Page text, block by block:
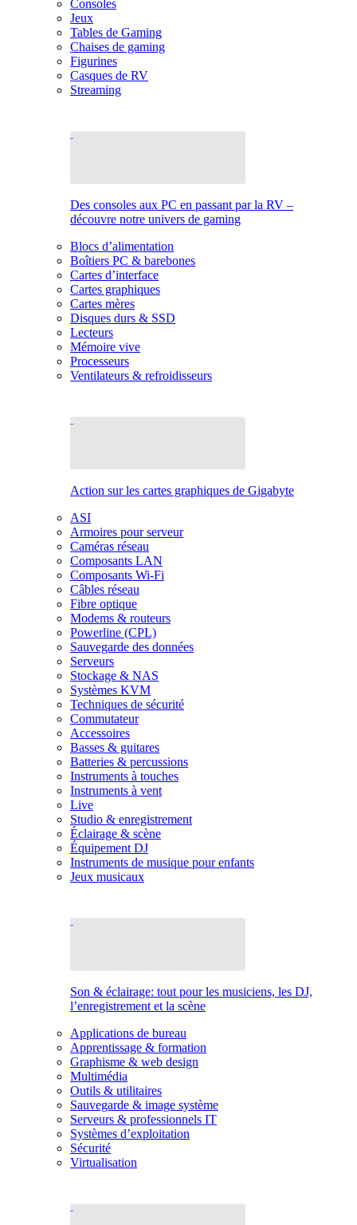
Consoles
Jeux
Tables de Gaming
Chaises de gaming
Figurines
Casques de RV
Streaming
Des consoles aux PC en passant par la RV –
découvre notre univers de gaming
Blocs d’alimentation
Boîtiers PC & barebones
Cartes d’interface
Cartes graphiques
Cartes mères
Disques durs & SSD
Lecteurs
Mémoire vive
Processeurs
Ventilateurs & refroidisseurs
Action sur les cartes graphiques de Gigabyte
ASI
Armoires pour serveur
Caméras réseau
Composants LAN
Composants Wi-Fi
Câbles réseau
Fibre optique
Modems & routeurs
Powerline (CPL)
Sauvegarde des données
Serveurs
Stockage & NAS
Systèmes KVM
Techniques de sécurité
Commutateur
Accessoires
Basses & guitares
Batteries & percussions
Instruments à touches
Instruments à vent
Live
Studio & enregistrement
Éclairage & scène
Équipement DJ
Instruments de musique pour enfants
Jeux musicaux
Son & éclairage: tout pour les musiciens, les DJ,
l’enregistrement et la scène
Applications de bureau
Apprentissage & formation
Graphisme & web design
Multimédia
Outils & utilitaires
Sauvegarde & image système
Serveurs & professionnels IT
Systèmes d’exploitation
Sécurité
Virtualisation